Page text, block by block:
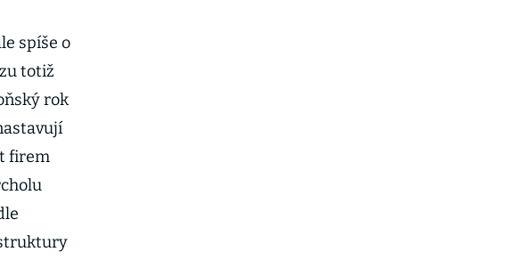
spíše o
totiž
rok
firem